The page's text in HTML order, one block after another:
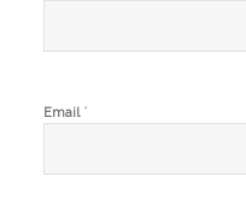
Email *